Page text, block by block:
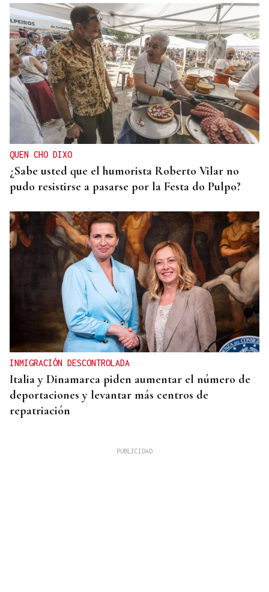
QUEN CHO DIXO
¿Sabe usted que el humorista Roberto Vilar no
pudo resistirse a pasarse por la Festa do Pulpo?
INMIGRACIÓN DESCONTROLADA
Italia y Dinamarca piden aumentar el número de
deportaciones y levantar más centros de
repatriación